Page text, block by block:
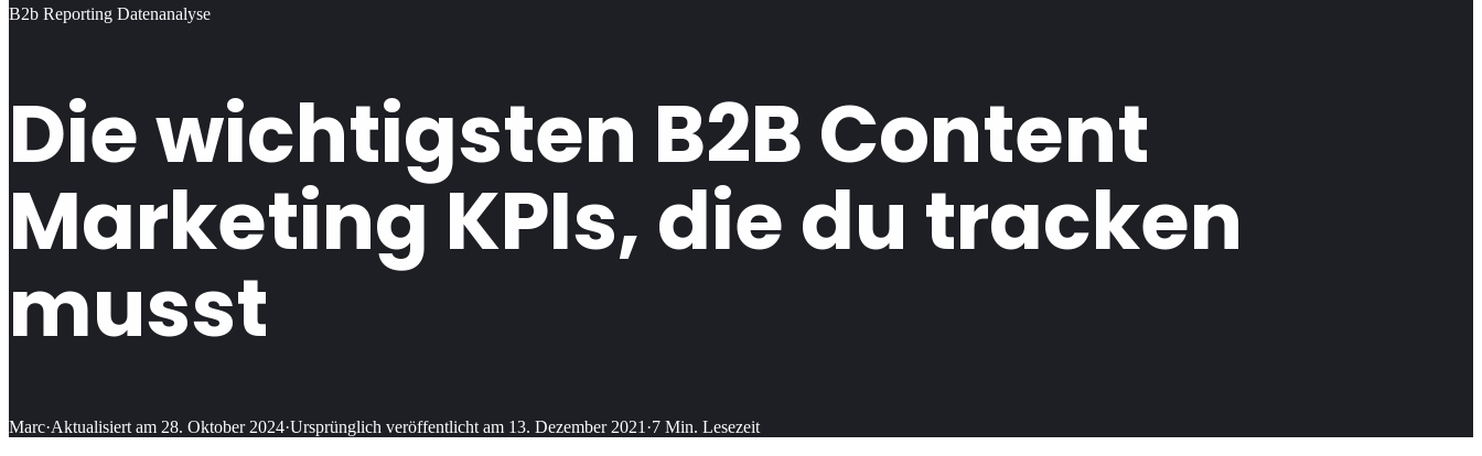
B2b Reporting Datenanalyse
Die wichtigsten B2B Content
Marketing KPIs, die du tracken
musst
Marc·Aktualisiert am 28. Oktober 2024·Ursprünglich veröffentlicht am 13. Dezember 2021 ·7 Min. Lesezeit